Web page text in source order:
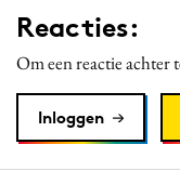
PR
Programmatic
Reputatie & crisis
Reacties:
Om een reactie achter
Inloggen